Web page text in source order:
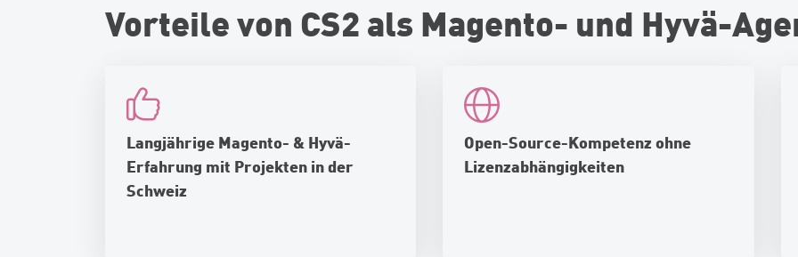
Vorteile von CS2 als Magento- und Hyvä-
Langjährige Magento- & Hyvä-
Erfahrung mit Projekten in der
Schweiz
Open-Source-Kompetenz ohne
Lizenzabhängigkeiten